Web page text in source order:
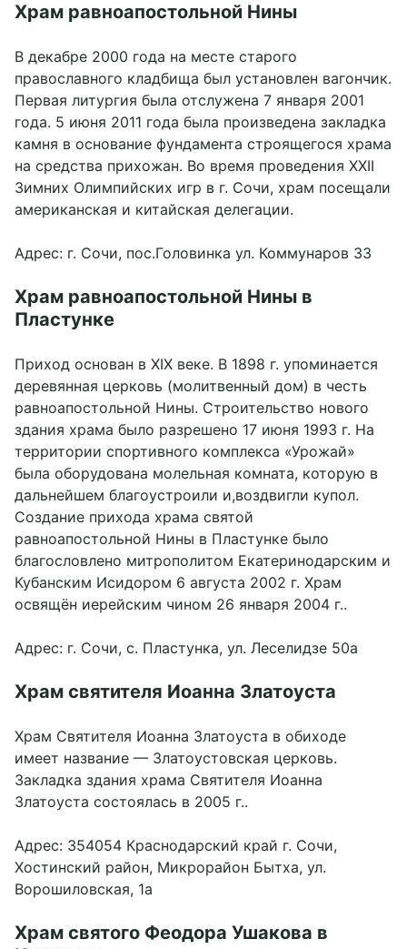
Храм равноапостольной Нины
В декабре 2000 года на месте старого
православного кладбища был установлен вагончик.
Первая литургия была отслужена 7 января 2001
года. 5 июня 2011 года была произведена закладка
камня в основание фундамента строящегося храма
на средства прихожан. Во время проведения XXII
Зимних Олимпийских игр в г. Сочи, храм посещали
американская и китайская делегации.
Адрес: г. Сочи, пос.Головинка ул. Коммунаров 33
Храм равноапостольной Нины в
Пластунке
Приход основан в XIX веке. В 1898 г. упоминается
деревянная церковь (молитвенный дом) в честь
равноапостольной Нины. Строительство нового
здания храма было разрешено 17 июня 1993 г. На
территории спортивного комплекса «Урожай»
была оборудована молельная комната, которую в
дальнейшем благоустроили и,воздвигли купол.
Создание прихода храма святой
равноапостольной Нины в Пластунке было
благословлено митрополитом Екатеринодарским и
Кубанским Исидором 6 августа 2002 г. Храм
освящён иерейским чином 26 января 2004 г..
Адрес: г. Сочи, с. Пластунка, ул. Леселидзе 50а
Храм святителя Иоанна Златоуста
Храм Святителя Иоанна Златоуста в обиходе
имеет название — Златоустовская церковь.
Закладка здания храма Святителя Иоанна
Златоуста состоялась в 2005 г..
Адрес: 354054 Краснодарский край г. Сочи,
Хостинский район, Микрорайон Бытха, ул.
Ворошиловская, 1а
Храм святого Феодора Ушакова в